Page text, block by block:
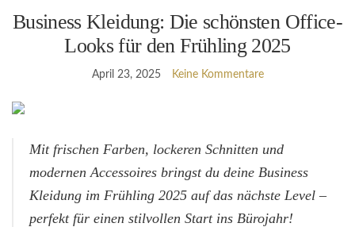
Business Kleidung: Die schönsten Office-
Looks für den Frühling 2025
April 23, 2025 Keine Kommentare
Mit frischen Farben, lockeren Schnitten und
modernen Accessoires bringst du deine Business
Kleidung im Frühling 2025 auf das nächste Level –
perfekt für einen stilvollen Start ins Bürojahr!